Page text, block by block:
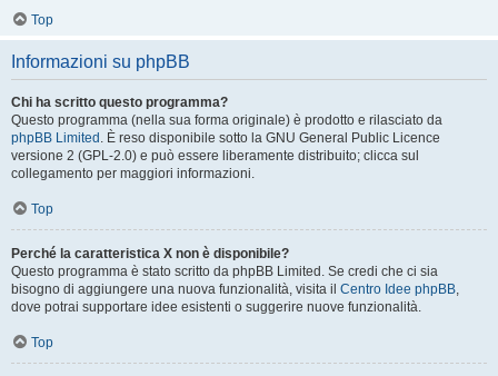
Top
Informazioni su phpBB
Chi ha scritto questo programma?
Questo programma (nella sua forma originale) è prodotto e rilasciato da
phpBB Limited . È reso disponibile sotto la GNU General Public Licence
versione 2 (GPL-2.0) e può essere liberamente distribuito; clicca sul
collegamento per maggiori informazioni.
Top
Perché la caratteristica X non è disponibile?
Questo programma è stato scritto da phpBB Limited. Se credi che ci sia
bisogno di aggiungere una nuova funzionalità, visita il Centro Idee phpBB,
dove potrai supportare idee esistenti o suggerire nuove funzionalità.
Top